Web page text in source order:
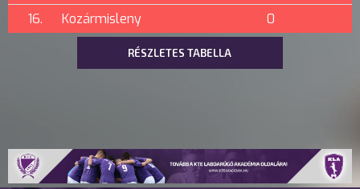
16.
Kozármisleny 0
RÉSZLETES TABELLA